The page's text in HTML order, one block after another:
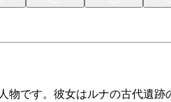
です。彼女はルナの古代遺